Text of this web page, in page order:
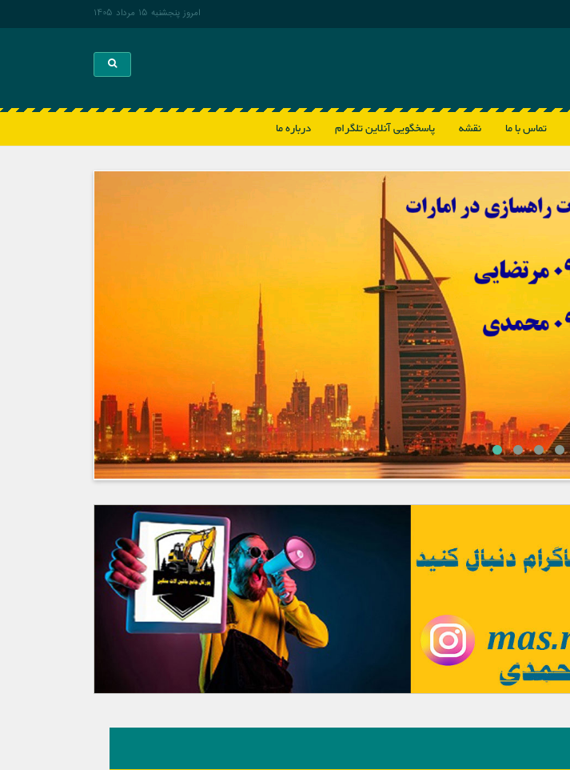
امروز پنجشنبه 15 مرداد 1405
Toggle search
درباره ما پاسخگویی آنلاین تلگرام نقشه تماس با ما